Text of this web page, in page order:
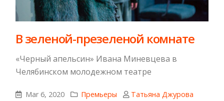
​В зеленой-презеленой комнате
«Черный апельсин» Ивана Миневцева в
Челябинском молодежном театре
Mar 6, 2020 Премьеры
Татьяна Джурова